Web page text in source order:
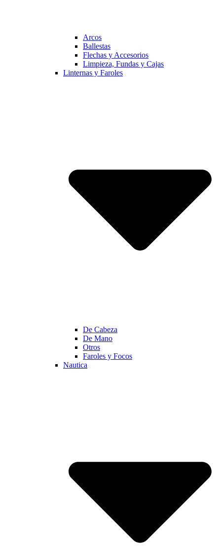
Arcos
Ballestas
Flechas y Accesorios
Limpieza, Fundas y Cajas
Linternas y Faroles
De Cabeza
De Mano
Otros
Faroles y Focos
Nautica